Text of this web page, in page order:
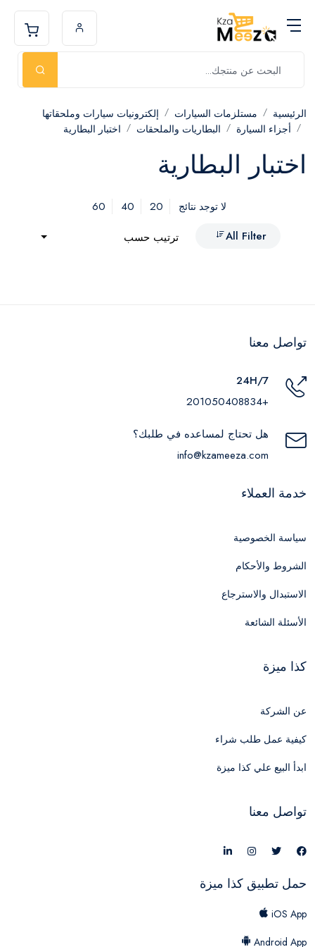
الرئيسية مستلزمات السيارات
إلكترونيات سيارات وملحقاتها
أجزاء السيارة
البطاريات والملحقات اختبار البطارية
اختبار البطارية
لا توجد نتائج 20
40
60
All Filter
ترتيب حسب
تواصل معنا
24H/7
+201050408834
هل تحتاج لمساعده في طلبك؟
info@kzameeza.com
خدمة العملاء
سياسة الخصوصية
الشروط والأحكام
الاستبدال والاسترجاع
الأسئلة الشائعة
كذا ميزة
عن الشركة
كيفية عمل طلب شراء
ابدأ البيع علي كذا ميزة
تواصل معنا
حمل تطبيق كذا ميزة
iOS App
Android App